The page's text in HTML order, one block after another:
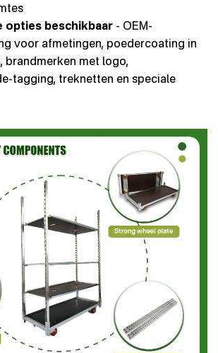
opties beschikbaar - OEM-
voor afmetingen, poedercoating in
brandmerken met logo,
tagging, treknetten en speciale